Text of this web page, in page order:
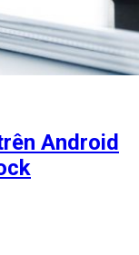
Android